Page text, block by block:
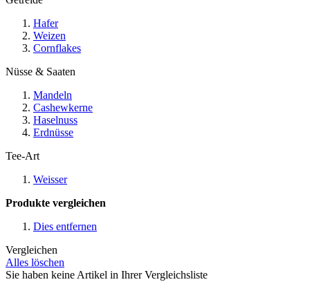
Hafer
Weizen
Cornflakes
Nüsse & Saaten
Mandeln
Cashewkerne
Haselnuss
Erdnüsse
Tee-Art
Weisser
Produkte vergleichen
Dies entfernen
Vergleichen
Alles löschen
Sie haben keine Artikel in Ihrer Vergleichsliste